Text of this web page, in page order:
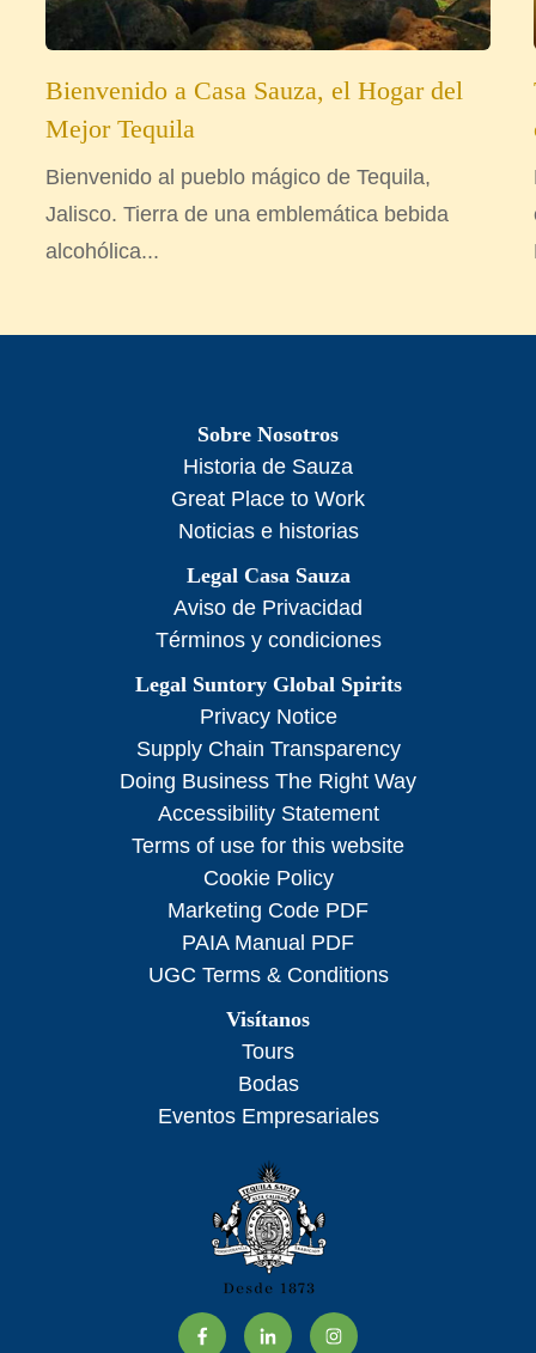
Bienvenido a Casa Sauza, el Hogar del
Mejor Tequila
Bienvenido al pueblo mágico de Tequila,
Jalisco. Tierra de una emblemática bebida
alcohólica...
Sobre Nosotros
Historia de Sauza
Great Place to Work
Noticias e historias
Legal Casa Sauza
Aviso de Privacidad
Términos y condiciones
Legal Suntory Global Spirits
Privacy Notice
Supply Chain Transparency
Doing Business The Right Way
Accessibility Statement
Terms of use for this website
Cookie Policy
Marketing Code PDF
PAIA Manual PDF
UGC Terms & Conditions
Visítanos
Tours
Bodas
Eventos Empresariales